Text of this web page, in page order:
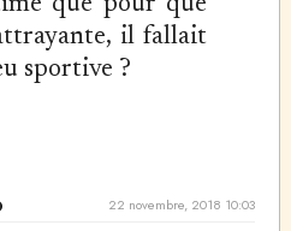
que pour que
il fallait
sportive ?
22 novembre, 2018 10:03